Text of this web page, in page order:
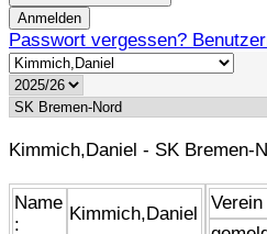
Anmelden
Passwort vergessen?
Kimmich,Daniel - SK Bremen-
Name
:
Kimmich,Daniel
Verein